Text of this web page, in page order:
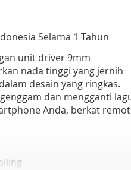
Selama 1 Tahun
unit driver 9mm
nada tinggi yang jernih
desain yang ringkas.
dan mengganti
Anda, berkat